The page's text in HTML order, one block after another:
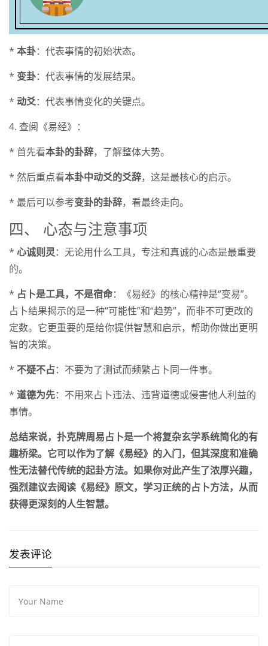
* 本卦：代表事情的初始状态。
* 变卦：代表事情的发展结果。
* 动爻：代表事情变化的关键点。
4. 查阅《易经》：
* 首先看本卦的卦辞，了解整体大势。
* 然后重点看本卦中动爻的爻辞，这是最核心的启示。
* 最后可以参考变卦的卦辞，看最终走向。
四、 心态与注意事项
* 心诚则灵：无论用什么工具，专注和真诚的心态是最重要
的。
* 占卜是工具，不是宿命：《易经》的核心精神是“变易”。
占卜结果揭示的是一种“可能性”和“趋势”，而非不可更改的
定数。它更重要的是给你提供智慧和启示，帮助你做出更明
智的决策。
* 不疑不占：不要为了测试而频繁占卜同一件事。
* 道德为先：不用来占卜违法、违背道德或侵害他人利益的
事情。
总结来说，扑克牌周易占卜是一个将复杂玄学系统简化的有
趣桥梁。它可以作为了解《易经》的入门，但其深度和准确
性无法替代传统的起卦方法。如果你对此产生了浓厚兴趣，
强烈建议去阅读《易经》原文，学习正统的占卜方法，从而
获得更深刻的人生智慧。
发表评论